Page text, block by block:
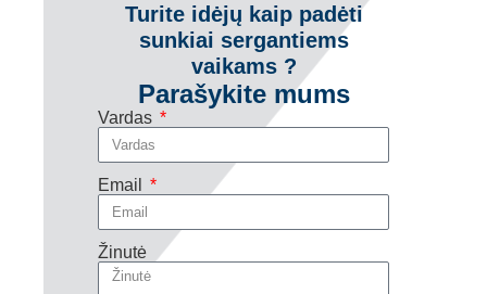
Turite idėjų kaip padėti
sunkiai sergantiems
vaikams ?
Parašykite mums
Vardas
Email
Žinutė